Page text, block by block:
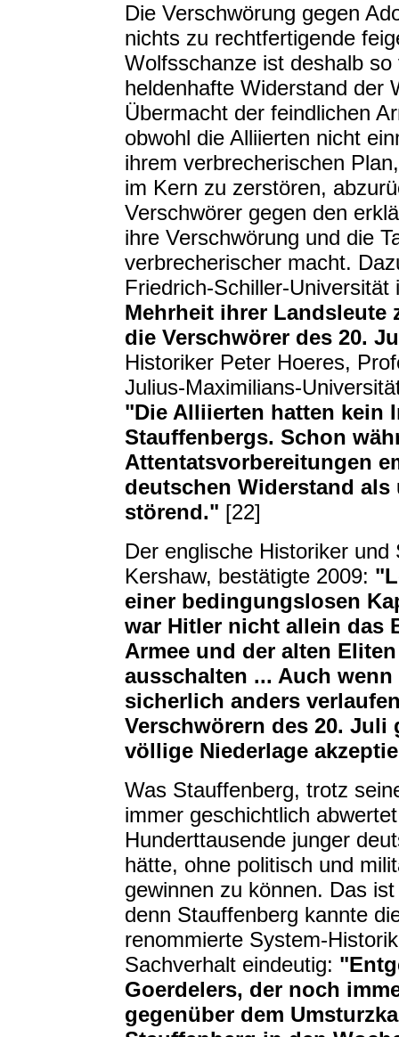
Die Verschwörung gegen
nichts zu rechtfertigende
Wolfsschanze ist deshalb
heldenhafte Widerstand der
Übermacht der feindlichen
obwohl die Alliierten nicht
ihrem verbrecherischen
im Kern zu zerstören,
Verschwörer gegen den
ihre Verschwörung und die
verbrecherischer macht.
Friedrich-Schiller-
Mehrheit ihrer Landsleute
die Verschwörer des 20.
Historiker Peter Hoeres,
Julius-Maximilians-
"Die Alliierten hatten kein
Stauffenbergs. Schon
Attentatsvorbereitungen
deutschen Widerstand als
störend." [22]
Der englische Historiker
Kershaw, bestätigte 2009:
einer bedingungslosen
war Hitler nicht allein das
Armee und der alten
ausschalten ... Auch
sicherlich anders
Verschwörern des 20.
völlige Niederlage
Was Stauffenberg, trotz
immer geschichtlich
Hunderttausende junger
hätte, ohne politisch und
gewinnen zu können. Das
denn Stauffenberg kannte
renommierte System-
Sachverhalt eindeutig:
Goerdelers, der noch
gegenüber dem